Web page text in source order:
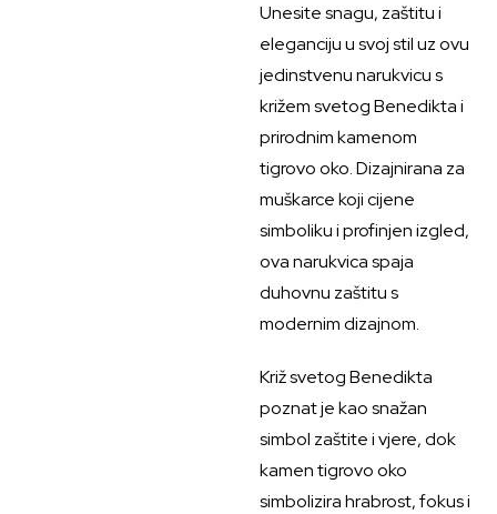
Unesite snagu, zaštitu i
eleganciju u svoj stil uz ovu
jedinstvenu narukvicu s
križem svetog Benedikta i
prirodnim kamenom
tigrovo oko. Dizajnirana za
muškarce koji cijene
simboliku i profinjen izgled,
ova narukvica spaja
duhovnu zaštitu s
modernim dizajnom.
Križ svetog Benedikta
poznat je kao snažan
simbol zaštite i vjere, dok
kamen tigrovo oko
simbolizira hrabrost, fokus i